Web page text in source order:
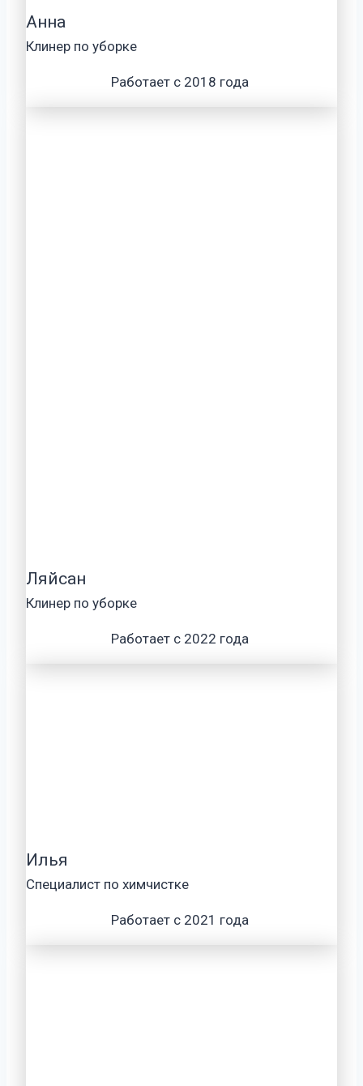
Анна
Клинер по уборке
Работает с 2018 года
Ляйсан
Клинер по уборке
Работает с 2022 года
Илья
Специалист по химчистке
Работает с 2021 года